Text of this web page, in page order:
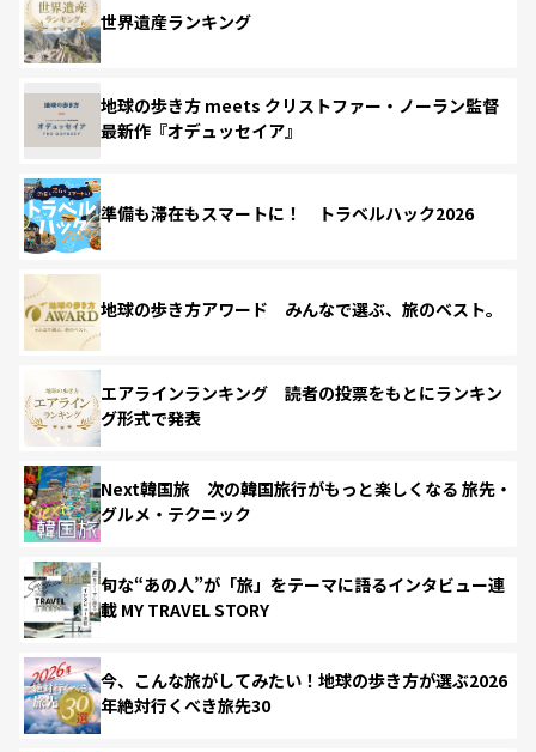
世界遺産ランキング
地球の歩き方 meets クリストファー・ノーラン監督
最新作『オデュッセイア』
準備も滞在もスマートに！ トラベルハック2026
地球の歩き方アワード みんなで選ぶ、旅のベスト。
エアラインランキング 読者の投票をもとにランキン
グ形式で発表
Next韓国旅 次の韓国旅行がもっと楽しくなる 旅先・
グルメ・テクニック
旬な“あの人”が「旅」をテーマに語るインタビュー連
載 MY TRAVEL STORY
今、こんな旅がしてみたい！地球の歩き方が選ぶ2026
年絶対行くべき旅先30